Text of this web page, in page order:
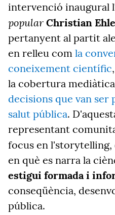
intervenció inaugural
popular Christian
pertanyent al partit
en relleu com la
coneixement científic
la cobertura
decisions que van ser
salut pública.
representant
focus en l'storytelling,
en què es narra la
estigui formada i
conseqüència,
pública.